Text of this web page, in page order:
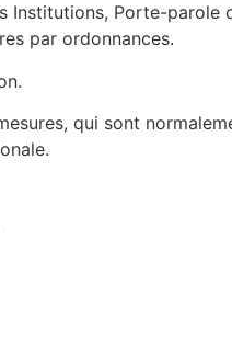
Porte-parole
par ordonnances.
qui sont